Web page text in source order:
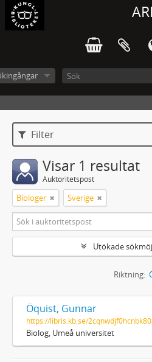
Filter
Visar 1 resultat
Auktoritetspost
Biologer Sverige
Utökade
Riktning:
Öquist, Gunnar
https://libris.kb.se/
Biolog, Umeå universitet